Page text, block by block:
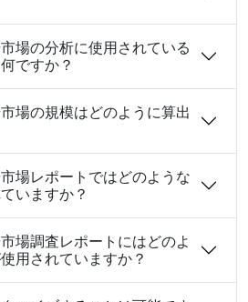
場の分析に使用されている
ですか？
場の規模はどのように算出
場レポートではどのような
いますか？
場調査レポートにはどのよ
用されていますか？